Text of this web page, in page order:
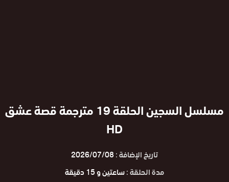
مسلسل السجين الحلقة 19 مترجمة قصة عشق
HD
تاريخ الإضافة :2026/07/08
مدة الحلقة :ساعتين و 15 دقيقة